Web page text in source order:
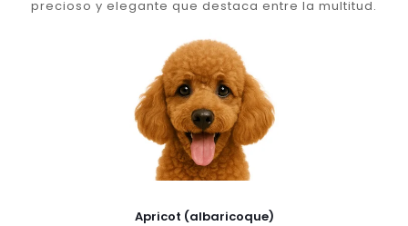
precioso y elegante que destaca entre la multitud.
Apricot (albaricoque)